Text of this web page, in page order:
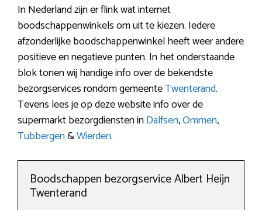
In Nederland zijn er flink wat internet
boodschappenwinkels om uit te kiezen. Iedere
afzonderlijke boodschappenwinkel heeft weer andere
positieve en negatieve punten. In het onderstaande
blok tonen wij handige info over de bekendste
bezorgservices rondom gemeenteTwenterand.
Tevens lees je op deze website info over de
supermarkt bezorgdiensten inDalfsen,Ommen,
Tubbergen&Wierden.
Boodschappen bezorgservice Albert Heijn
Twenterand